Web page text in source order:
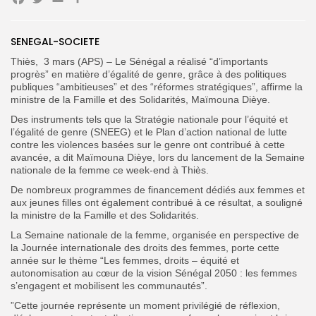
Search
for:
Search
Button
FR
SENEGAL-SOCIETE
Thiès, 3 mars (APS) – Le Sénégal a réalisé “d’importants
progrès” en matière d’égalité de genre, grâce à des politiques
publiques “ambitieuses” et des “réformes stratégiques”, affirme la
ministre de la Famille et des Solidarités, Maïmouna Dièye.
Des instruments tels que la Stratégie nationale pour l’équité et
l’égalité de genre (SNEEG) et le Plan d’action national de lutte
contre les violences basées sur le genre ont contribué à cette
avancée, a dit Maïmouna Dièye, lors du lancement de la Semaine
nationale de la femme ce week-end à Thiès.
De nombreux programmes de financement dédiés aux femmes et
aux jeunes filles ont également contribué à ce résultat, a souligné
la ministre de la Famille et des Solidarités.
La Semaine nationale de la femme, organisée en perspective de
la Journée internationale des droits des femmes, porte cette
année sur le thème “Les femmes, droits – équité et
autonomisation au cœur de la vision Sénégal 2050 : les femmes
s’engagent et mobilisent les communautés”.
”Cette journée représente un moment privilégié de réflexion,